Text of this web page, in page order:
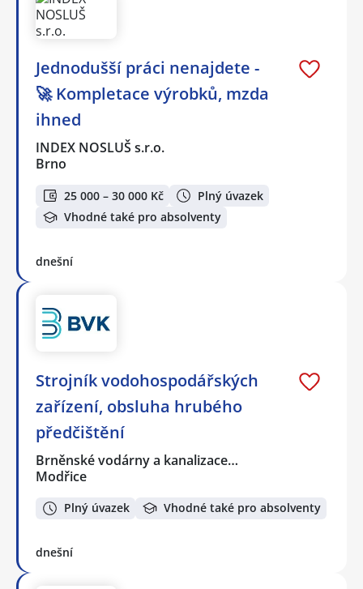
Jednodušší práci nenajdete -
🚀 Kompletace výrobků, mzda
ihned
INDEX NOSLUŠ s.r.o.
Brno
25 000 – 30 000 Kč
Plný úvazek
Vhodné také pro absolventy
dnešní
Strojník vodohospodářských
zařízení, obsluha hrubého
předčištění
Brněnské vodárny a kanalizace…
Modřice
Plný úvazek Vhodné také pro absolventy
dnešní